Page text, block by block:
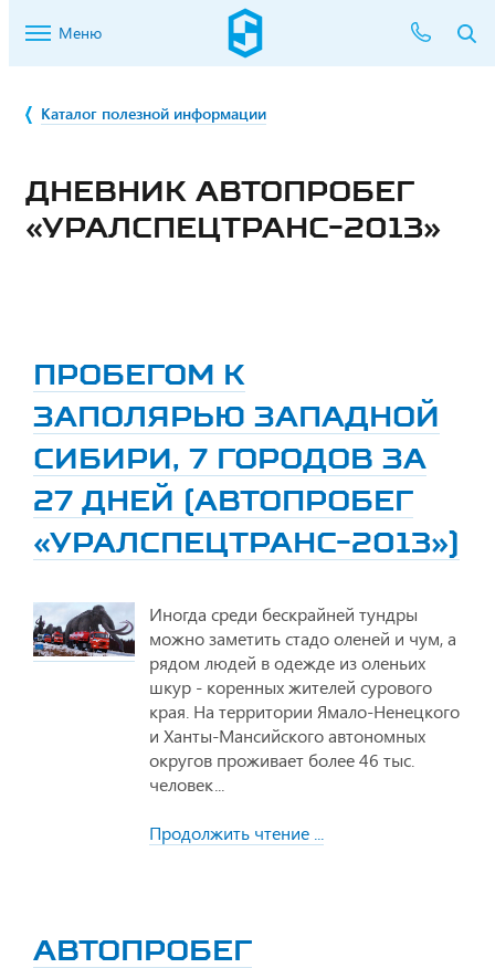
Меню
Каталог полезной информации
ДНЕВНИК АВТОПРОБЕГ
«УРАЛСПЕЦТРАНС-2013»
ПРОБЕГОМ К
ЗАПОЛЯРЬЮ ЗАПАДНОЙ
СИБИРИ, 7 ГОРОДОВ ЗА
27 ДНЕЙ (АВТОПРОБЕГ
«УРАЛСПЕЦТРАНС-2013»)
Иногда среди бескрайней тундры
можно заметить стадо оленей и чум, а
рядом людей в одежде из оленьих
шкур - коренных жителей сурового
края. На территории Ямало-Ненецкого
и Ханты-Мансийского автономных
округов проживает более 46 тыс.
человек...
Продолжить чтение ...
АВТОПРОБЕГ